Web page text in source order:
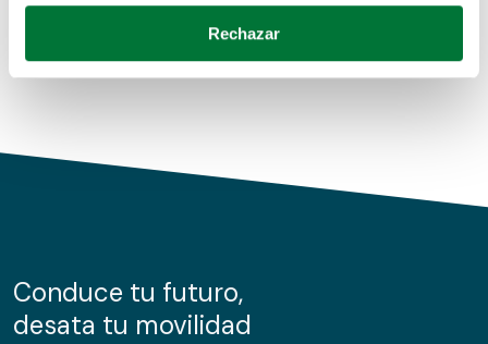
para buscar características específicas (huellas
Obtenga más información sobre cómo se procesan sus
de cookies.
información sobre el uso que haga del sitio web con
nuestros partners de redes sociales, publicidad y análisis
Rechazar
Conduce tu futuro,
desata tu movilidad